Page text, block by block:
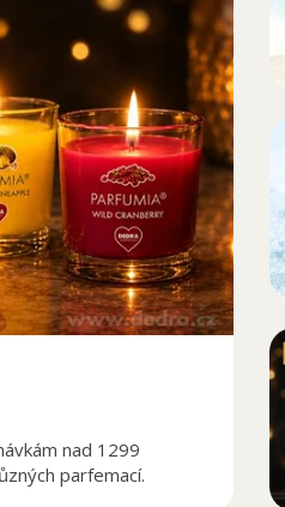
nad 1299
parfemací.